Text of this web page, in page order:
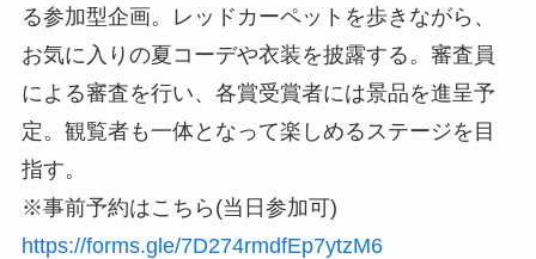
る参加型企画。レッドカーペットを歩きながら、
お気に入りの夏コーデや衣装を披露する。審査員
による審査を行い、各賞受賞者には景品を進呈予
定。観覧者も一体となって楽しめるステージを目
指す。
※事前予約はこちら(当日参加可)
https://forms.gle/7D274rmdfEp7ytzM6